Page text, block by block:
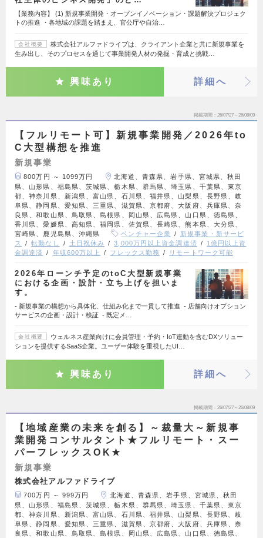
【業務内容】 (1) 新規事業開発・オープンイノベーション・課題解決プロジェク
トの推進 ・各地域の課題を踏まえ、官公庁や自治…
会社概要
株式会社アルファドライブは、クライアント企業と共に新規事業を
生み出し、そのプロセスを通じて事業開発人材の発掘・育成と挑戦…
興味あり 詳細へ
掲載期間 26/07/27～26/08/09
【フルリモート可】新規事業開発／2026年to
C大型構想を推進
新規事業
800万円 ～ 1099万円
北海道、青森県、岩手県、宮城県、秋田
県、山形県、福島県、茨城県、栃木県、群馬県、埼玉県、千葉県、東京
都、神奈川県、新潟県、富山県、石川県、福井県、山梨県、長野県、岐
阜県、静岡県、愛知県、三重県、滋賀県、京都府、大阪府、兵庫県、奈
良県、和歌山県、鳥取県、島根県、岡山県、広島県、山口県、徳島県、
香川県、愛媛県、高知県、福岡県、佐賀県、長崎県、熊本県、大分県、
宮崎県、鹿児島県、沖縄県
ベンチャー企業
新規事業・新サービ
ス
転勤なし 土日祝休み 3,000万円以上資金調達済
1億円以上資
金調達済
年収600万以上 フレックス勤務 リモートワーク可能
2026年ローンチ予定のtoC大型新規事業
における企画・設計・立ち上げを担いま
す。
- 新規事業の構想から具体化、仕組み化まで一貫して推進 - 店舗向けオプション
サービスの企画・設計・検証 - 既定メ…
会社概要
ウェルネス産業向けに会員管理・予約・IoT連動を含むDXソリュー
ションを提供するSaaS企業。ユーザー体験を重視したUI…
興味あり 詳細へ
掲載期間 26/07/27～26/08/09
【地域産業の未来を創る】～裁量大～新規事
業開発コンサルタント★フルリモート・スー
パーフレックスOK★
新規事業
株式会社アルファドライブ
700万円 ～ 999万円
北海道、青森県、岩手県、宮城県、秋田
県、山形県、福島県、茨城県、栃木県、群馬県、埼玉県、千葉県、東京
都、神奈川県、新潟県、富山県、石川県、福井県、山梨県、長野県、岐
阜県、静岡県、愛知県、三重県、滋賀県、京都府、大阪府、兵庫県、奈
良県、和歌山県、鳥取県、島根県、岡山県、広島県、山口県、徳島県、